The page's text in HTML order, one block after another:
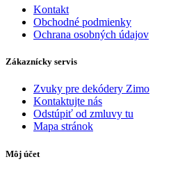
Kontakt
Obchodné podmienky
Ochrana osobných údajov
Zákaznícky servis
Zvuky pre dekódery Zimo
Kontaktujte nás
Odstúpiť od zmluvy tu
Mapa stránok
Môj účet